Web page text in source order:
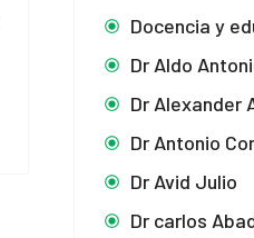
Docencia y
Dr Aldo
Dr Alexander
Dr Antonio
Dr Avid Julio
Dr carlos